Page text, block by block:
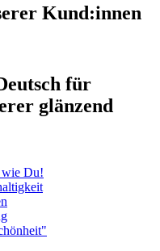
Kund:innen
für
glänzend
wie Du!